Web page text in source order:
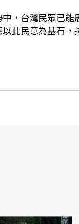
，台灣民眾已
此民意為基石，